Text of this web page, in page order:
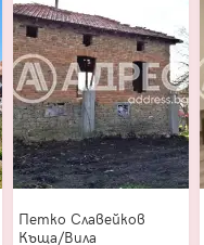
Петко Славейков
Къща/Вила